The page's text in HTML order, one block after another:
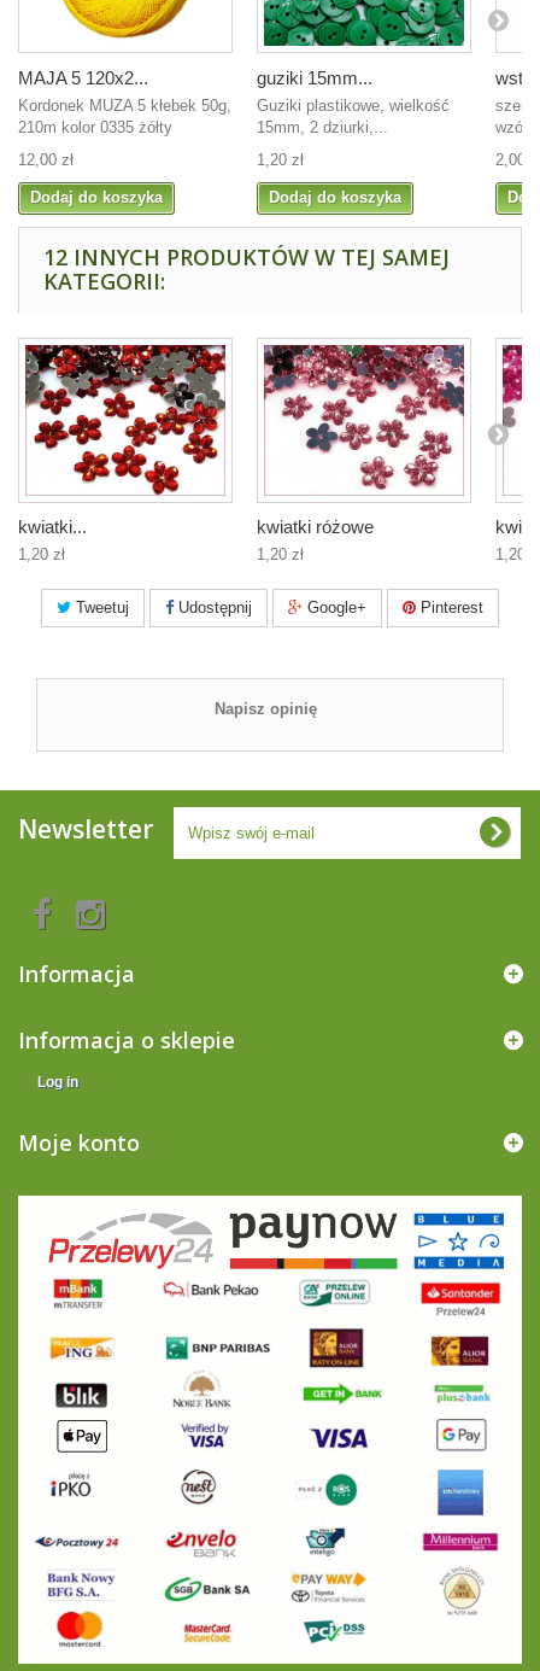
MAJA 5 120x2...
Kordonek MUZA 5 kłebek 50g,
210m kolor 0335 żółty
12,00 zł
Dodaj do koszyka
guziki 15mm...
Guziki plastikowe, wielkość
15mm, 2 dziurki,...
1,20 zł
Dodaj do koszyka
wzór,
2,00
12 INNYCH PRODUKTÓW W TEJ SAMEJ
KATEGORII:
kwiatki...
1,20 zł
kwiatki różowe
1,20 zł 1,20
Tweetuj Udostępnij Google+ Pinterest
Napisz opinię
Newsletter
Informacja
Informacja o sklepie
Log in
Moje konto